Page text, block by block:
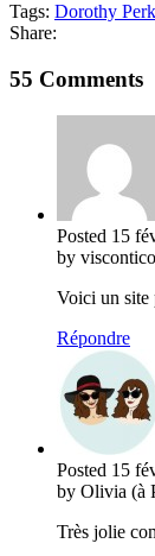
Tags: Dorothy
Share:
55 Comments
Posted 15
by
Voici un site
Répondre
Posted 15
by Olivia (à
Très jolie